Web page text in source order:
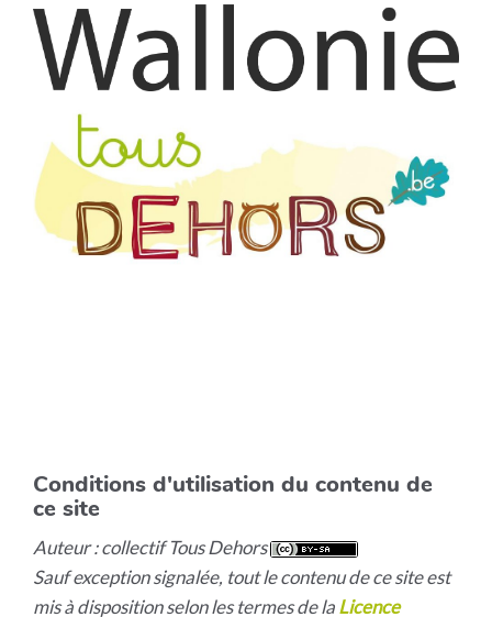
Conditions d'utilisation du contenu de
ce site
Auteur : collectif Tous Dehors
Sauf exception signalée, tout le contenu de ce site est
mis à disposition selon les termes de laLicence